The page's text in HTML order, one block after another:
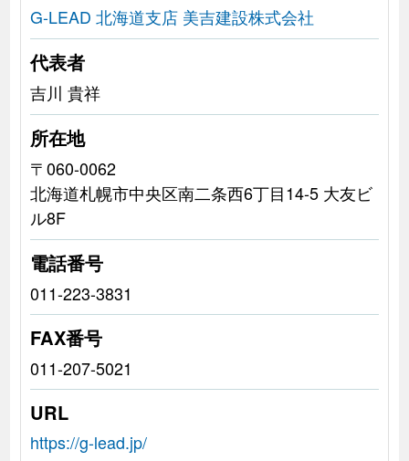
G-LEAD 北海道支店 美吉建設株式会社
代表者
吉川 貴祥
所在地
〒060-0062
北海道札幌市中央区南二条西6丁目14-5 大友ビ
ル8F
電話番号
011-223-3831
FAX番号
011-207-5021
URL
https://g-lead.jp/